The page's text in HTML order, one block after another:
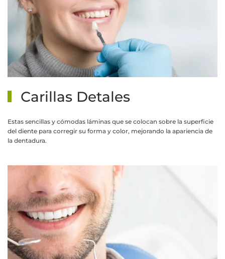
MÁS INFORMACIÓN
Carillas Detales
Estas sencillas y cómodas láminas que se colocan sobre la superficie
del diente para corregir su forma y color, mejorando la apariencia de
la dentadura.
MÁS INFORMACIÓN